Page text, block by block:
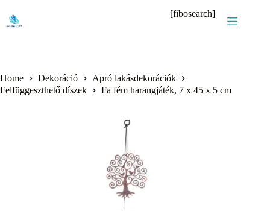
content
[fibosearch]
Home Dekoráció
Apró lakásdekorációk
Felfüggeszthető díszek
Fa fém harangjáték, 7 x 45 x 5 cm